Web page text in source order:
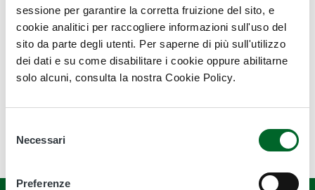
sessione per garantire la corretta fruizione del sito, e
cookie analitici per raccogliere informazioni sull'uso del
sito da parte degli utenti. Per saperne di più sull'utilizzo
dei dati e su come disabilitare i cookie oppure abilitarne
solo alcuni, consulta la nostra Cookie Policy.
delNecessari
Preferenze
Monitoraggio corpi idrici sotterranei
Forestazione
Pagina in fase di aggiornamento
Ultimo aggiornamento